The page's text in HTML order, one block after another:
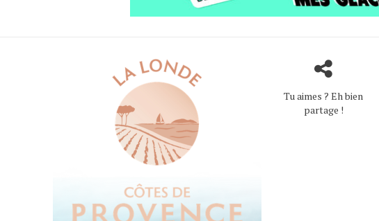
Tu aimes ? Eh bien
partage !